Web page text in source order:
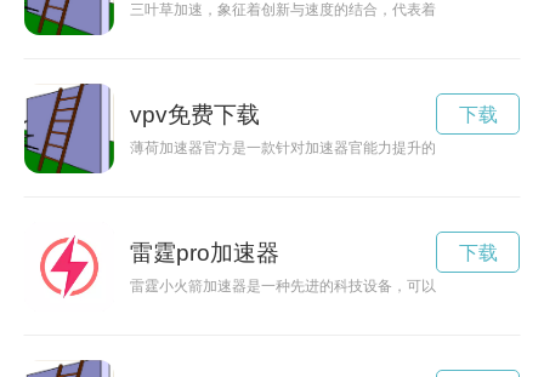
三叶草加速，象征着创新与速度的结合，代表着未来的可能性
vpv免费下载
薄荷加速器官方是一款针对加速器官能力提升的创新产品，添
下载
雷霆pro加速器
雷霆小火箭加速器是一种先进的科技设备，可以帮助人们实现
下载